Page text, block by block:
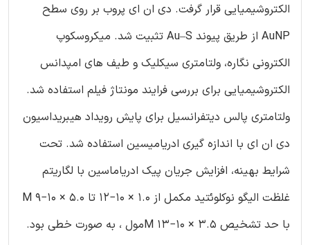
الکتروشیمیایی قرار گرفت. دی ان ای پروب بر روی سطح
AuNP از طریق پیوند Au–S تثبیت شد. میکروسکوپ
الکترونی نگاره، ولتامتری سیکلیک و طیف های امپدانس
الکتروشیمیایی برای بررسی فرایند مونتاژ فیلم استفاده شد.
ولتامتری پالس دیتفرانسیل برای پایش رویداد هیبریداسیون
دی ان ای با اندازه گیری ادریامیسین استفاده شد. تحت
شرایط بهینه، افزایش جریان پیک ادریاماسین با لگاریتم
غلظت الیگو نوکلوئتید مکمل از 1.0 × 10−12 تا 5.0 × 10−9 M
با حد تشخیص 3.5 × 10−13 Mمول ، به صورت خطی بود.